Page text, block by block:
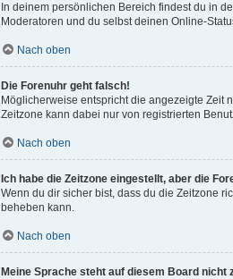
In deinem persönlichen Bereich findest du in
Moderatoren und du selbst deinen Online-
Nach oben
Die Forenuhr geht falsch!
Möglicherweise entspricht die angezeigte Zeit
Zeitzone kann dabei nur von registrierten
Nach oben
Ich habe die Zeitzone eingestellt, aber die
Wenn du dir sicher bist, dass du die Zeitzone
beheben kann.
Nach oben
Meine Sprache steht auf diesem Board nicht